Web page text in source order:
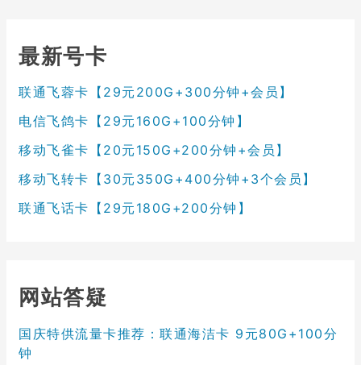
最新号卡
联通飞蓉卡【29元200G+300分钟+会员】
电信飞鸽卡【29元160G+100分钟】
移动飞雀卡【20元150G+200分钟+会员】
移动飞转卡【30元350G+400分钟+3个会员】
联通飞话卡【29元180G+200分钟】
网站答疑
国庆特供流量卡推荐：联通海洁卡 9元80G+100分
钟